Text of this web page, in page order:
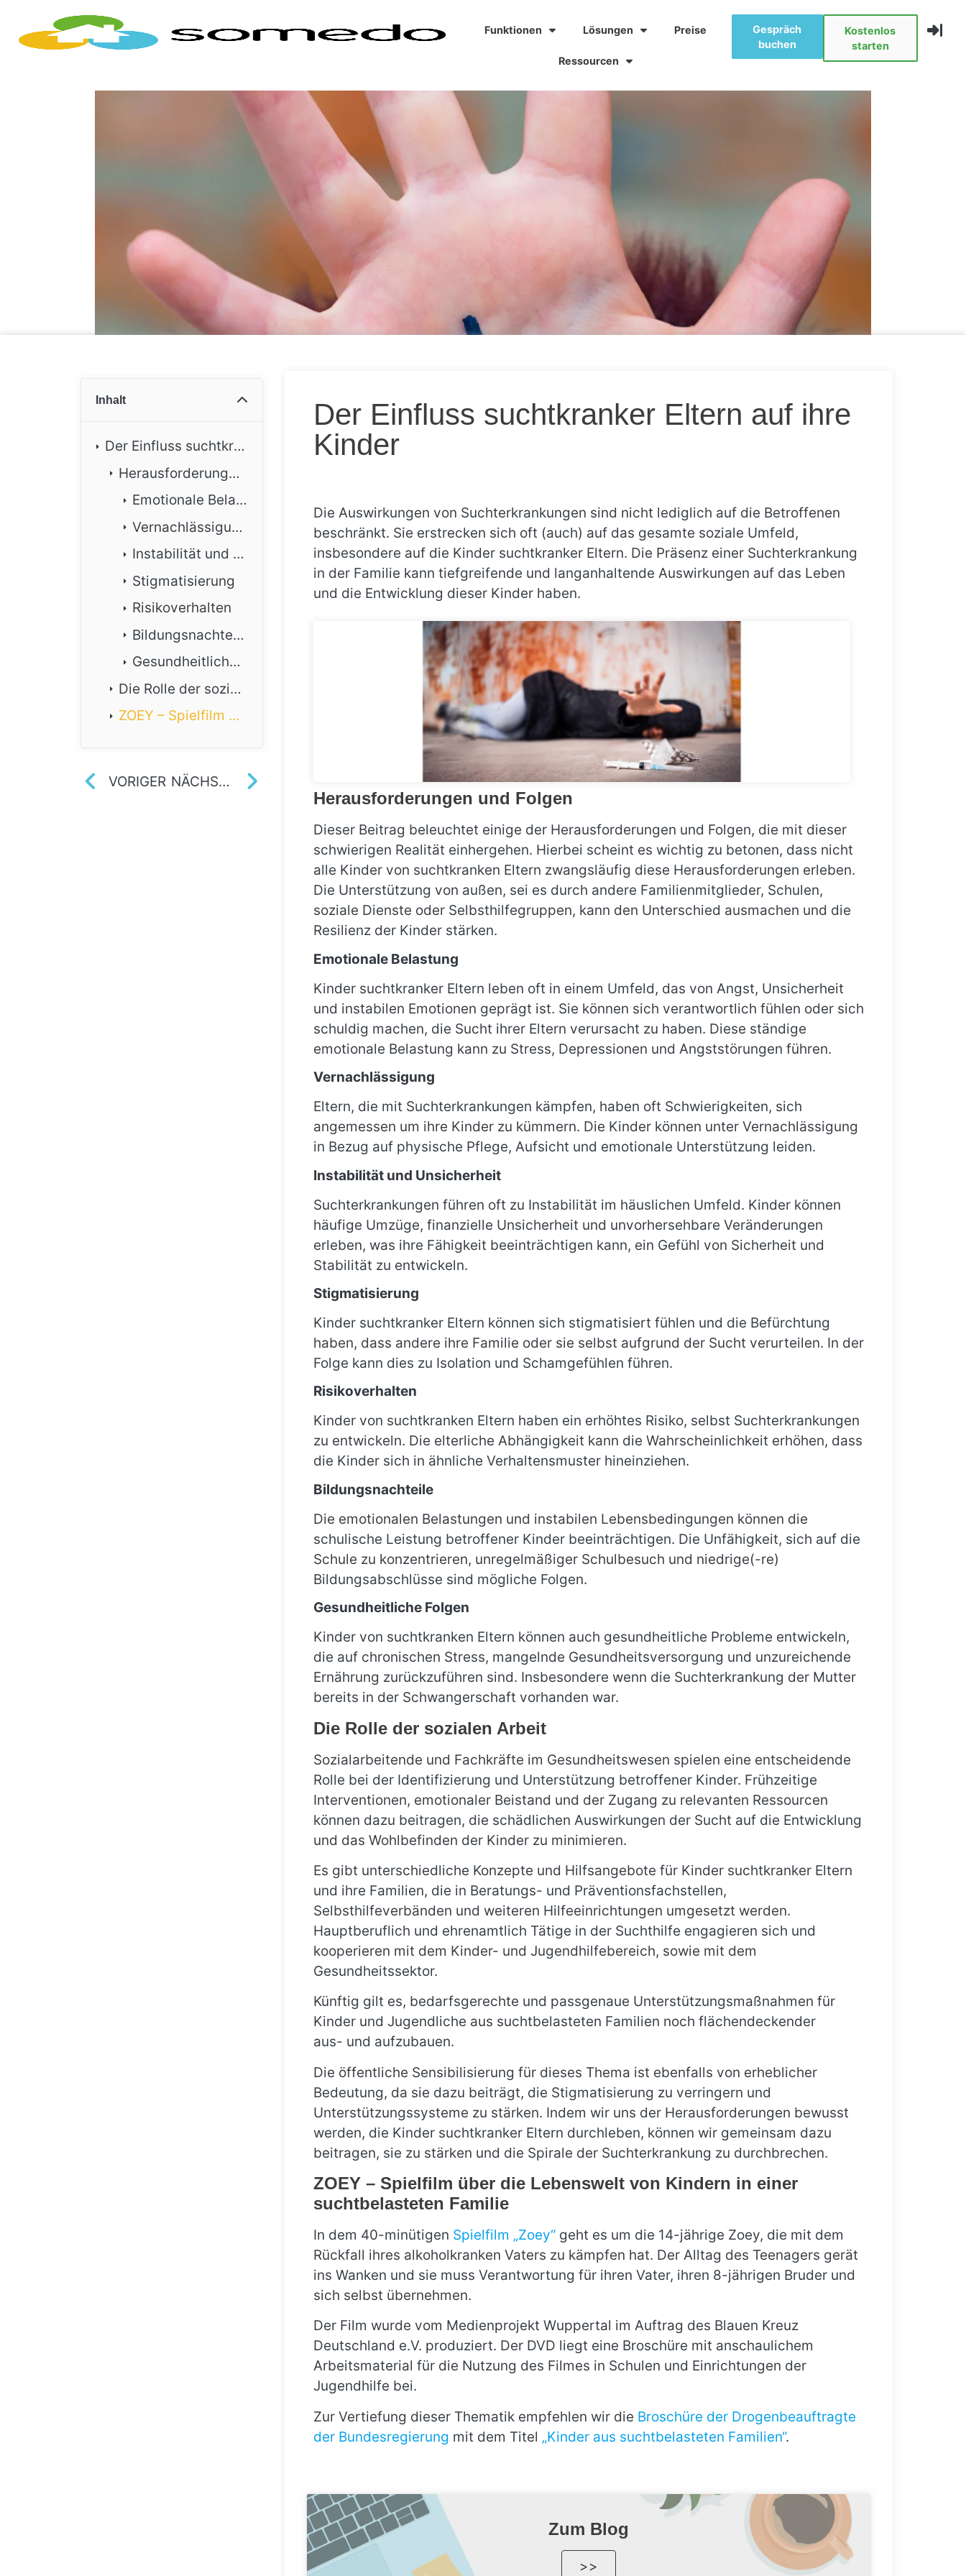
Funktionen Lösungen Preise
Ressourcen
Gespräch
buchen
Kostenlos
starten
Inhalt
Der Einfluss suchtkranker Eltern auf ihre Kinder
Herausforderungen und Folgen
Emotionale Belastung
Vernachlässigung
Instabilität und Unsicherheit
Stigmatisierung
Risikoverhalten
Bildungsnachteile
Gesundheitliche Folgen
Die Rolle der sozialen Arbeit
ZOEY – Spielfilm über die Lebenswelt von Kindern in einer suchtbelasteten Familie
VORIGER NÄCHSTER
Der Einfluss suchtkranker Eltern auf ihre
Kinder
Die Auswirkungen von Suchterkrankungen sind nicht lediglich auf die Betroffenen
beschränkt. Sie erstrecken sich oft (auch) auf das gesamte soziale Umfeld,
insbesondere auf die Kinder suchtkranker Eltern. Die Präsenz einer Suchterkrankung
in der Familie kann tiefgreifende und langanhaltende Auswirkungen auf das Leben
und die Entwicklung dieser Kinder haben.
Herausforderungen und Folgen
Dieser Beitrag beleuchtet einige der Herausforderungen und Folgen, die mit dieser
schwierigen Realität einhergehen. Hierbei scheint es wichtig zu betonen, dass nicht
alle Kinder von suchtkranken Eltern zwangsläufig diese Herausforderungen erleben.
Die Unterstützung von außen, sei es durch andere Familienmitglieder, Schulen,
soziale Dienste oder Selbsthilfegruppen, kann den Unterschied ausmachen und die
Resilienz der Kinder stärken.
Emotionale Belastung
Kinder suchtkranker Eltern leben oft in einem Umfeld, das von Angst, Unsicherheit
und instabilen Emotionen geprägt ist. Sie können sich verantwortlich fühlen oder sich
schuldig machen, die Sucht ihrer Eltern verursacht zu haben. Diese ständige
emotionale Belastung kann zu Stress, Depressionen und Angststörungen führen.
Vernachlässigung
Eltern, die mit Suchterkrankungen kämpfen, haben oft Schwierigkeiten, sich
angemessen um ihre Kinder zu kümmern. Die Kinder können unter Vernachlässigung
in Bezug auf physische Pflege, Aufsicht und emotionale Unterstützung leiden.
Instabilität und Unsicherheit
Suchterkrankungen führen oft zu Instabilität im häuslichen Umfeld. Kinder können
häufige Umzüge, finanzielle Unsicherheit und unvorhersehbare Veränderungen
erleben, was ihre Fähigkeit beeinträchtigen kann, ein Gefühl von Sicherheit und
Stabilität zu entwickeln.
Stigmatisierung
Kinder suchtkranker Eltern können sich stigmatisiert fühlen und die Befürchtung
haben, dass andere ihre Familie oder sie selbst aufgrund der Sucht verurteilen. In der
Folge kann dies zu Isolation und Schamgefühlen führen.
Risikoverhalten
Kinder von suchtkranken Eltern haben ein erhöhtes Risiko, selbst Suchterkrankungen
zu entwickeln. Die elterliche Abhängigkeit kann die Wahrscheinlichkeit erhöhen, dass
die Kinder sich in ähnliche Verhaltensmuster hineinziehen.
Bildungsnachteile
Die emotionalen Belastungen und instabilen Lebensbedingungen können die
schulische Leistung betroffener Kinder beeinträchtigen. Die Unfähigkeit, sich auf die
Schule zu konzentrieren, unregelmäßiger Schulbesuch und niedrige(-re)
Bildungsabschlüsse sind mögliche Folgen.
Gesundheitliche Folgen
Kinder von suchtkranken Eltern können auch gesundheitliche Probleme entwickeln,
die auf chronischen Stress, mangelnde Gesundheitsversorgung und unzureichende
Ernährung zurückzuführen sind. Insbesondere wenn die Suchterkrankung der Mutter
bereits in der Schwangerschaft vorhanden war.
Die Rolle der sozialen Arbeit
Sozialarbeitende und Fachkräfte im Gesundheitswesen spielen eine entscheidende
Rolle bei der Identifizierung und Unterstützung betroffener Kinder. Frühzeitige
Interventionen, emotionaler Beistand und der Zugang zu relevanten Ressourcen
können dazu beitragen, die schädlichen Auswirkungen der Sucht auf die Entwicklung
und das Wohlbefinden der Kinder zu minimieren.
Es gibt unterschiedliche Konzepte und Hilfsangebote für Kinder suchtkranker Eltern
und ihre Familien, die in Beratungs- und Präventionsfachstellen,
Selbsthilfeverbänden und weiteren Hilfeeinrichtungen umgesetzt werden.
Hauptberuflich und ehrenamtlich Tätige in der Suchthilfe engagieren sich und
kooperieren mit dem Kinder- und Jugendhilfebereich, sowie mit dem
Gesundheitssektor.
Künftig gilt es, bedarfsgerechte und passgenaue Unterstützungsmaßnahmen für
Kinder und Jugendliche aus suchtbelasteten Familien noch flächendeckender
aus- und aufzubauen.
Die öffentliche Sensibilisierung für dieses Thema ist ebenfalls von erheblicher
Bedeutung, da sie dazu beiträgt, die Stigmatisierung zu verringern und
Unterstützungssysteme zu stärken. Indem wir uns der Herausforderungen bewusst
werden, die Kinder suchtkranker Eltern durchleben, können wir gemeinsam dazu
beitragen, sie zu stärken und die Spirale der Suchterkrankung zu durchbrechen.
ZOEY – Spielfilm über die Lebenswelt von Kindern in einer
suchtbelasteten Familie
In dem 40-minütigen Spielfilm „Zoey“geht es um die 14-jährige Zoey, die mit dem
Rückfall ihres alkoholkranken Vaters zu kämpfen hat. Der Alltag des Teenagers gerät
ins Wanken und sie muss Verantwortung für ihren Vater, ihren 8-jährigen Bruder und
sich selbst übernehmen.
Der Film wurde vom Medienprojekt Wuppertal im Auftrag des Blauen Kreuz
Deutschland e.V. produziert. Der DVD liegt eine Broschüre mit anschaulichem
Arbeitsmaterial für die Nutzung des Filmes in Schulen und Einrichtungen der
Jugendhilfe bei.
Zur Vertiefung dieser Thematik empfehlen wir die Broschüre der Drogenbeauftragte
der Bundesregierung mit dem Titel „Kinder aus suchtbelasteten Familien“.
Zum Blog
>>